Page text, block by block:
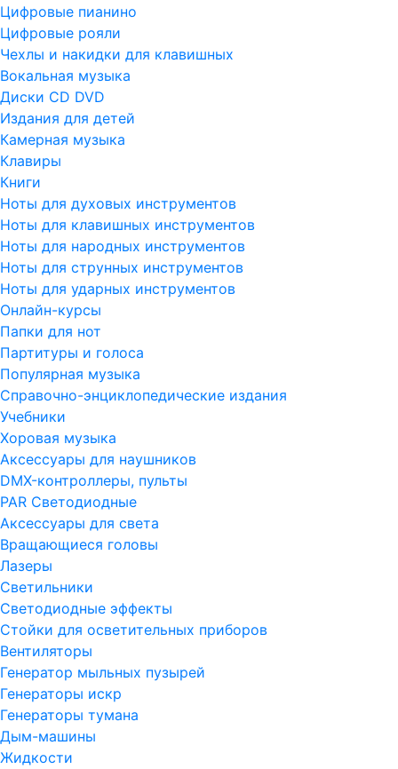
Цифровые пианино
Цифровые рояли
Чехлы и накидки для клавишных
Вокальная музыка
Диски CD DVD
Издания для детей
Камерная музыка
Клавиры
Книги
Ноты для духовых инструментов
Ноты для клавишных инструментов
Ноты для народных инструментов
Ноты для струнных инструментов
Ноты для ударных инструментов
Онлайн-курсы
Папки для нот
Партитуры и голоса
Популярная музыка
Справочно-энциклопедические издания
Учебники
Хоровая музыка
Аксессуары для наушников
DMX-контроллеры, пульты
PAR Светодиодные
Аксессуары для света
Вращающиеся головы
Лазеры
Светильники
Светодиодные эффекты
Стойки для осветительных приборов
Вентиляторы
Генератор мыльных пузырей
Генераторы искр
Генераторы тумана
Дым-машины
Жидкости